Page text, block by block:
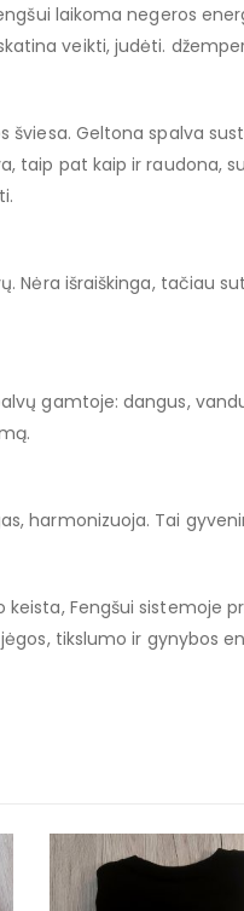
laikoma negeros
veikti, judėti.
šviesa. Geltona spalva
taip pat kaip ir raudona,
Nėra išraiškinga, tačiau
gamtoje: dangus,
harmonizuoja. Tai
Fengšui sistemoje
tikslumo ir gynybos